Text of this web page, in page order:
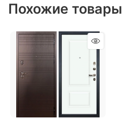
Похожие товары